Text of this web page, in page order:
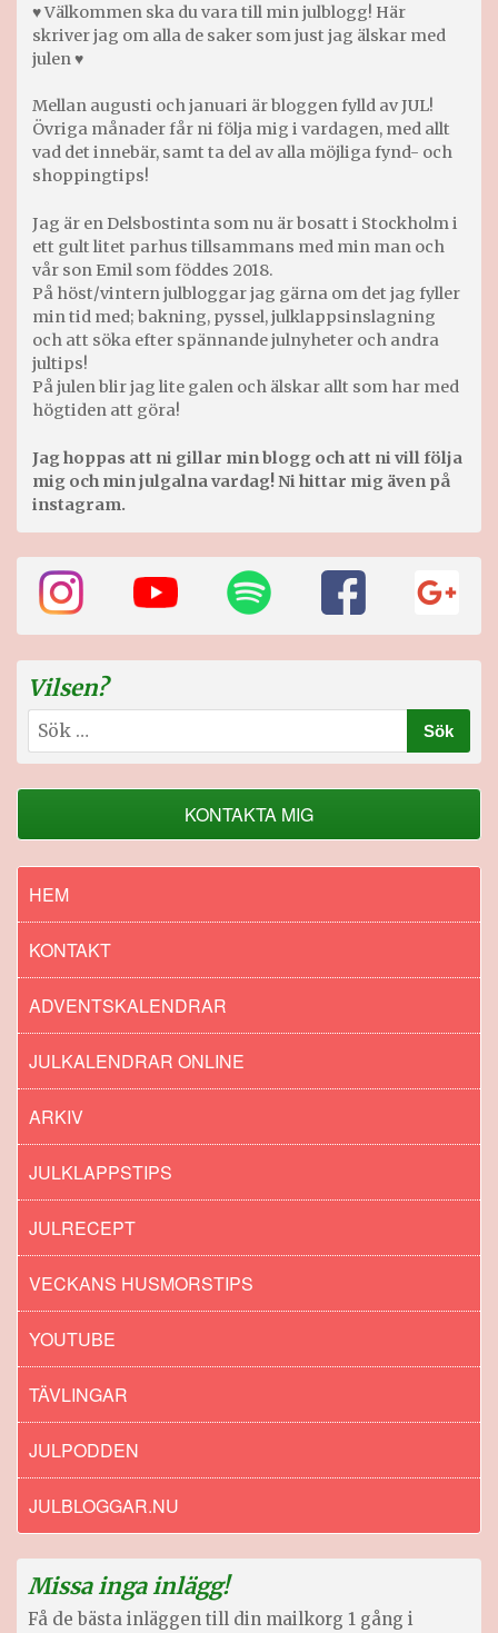
♥ Välkommen ska du vara till min julblogg! Här
skriver jag om alla de saker som just jag älskar med
julen ♥
Mellan augusti och januari är bloggen fylld av JUL!
Övriga månader får ni följa mig i vardagen, med allt
vad det innebär, samt ta del av alla möjliga fynd- och
shoppingtips!
Jag är en Delsbostinta som nu är bosatt i Stockholm i
ett gult litet parhus tillsammans med min man och
vår son Emil som föddes 2018.
På höst/vintern julbloggar jag gärna om det jag fyller
min tid med; bakning, pyssel, julklappsinslagning
och att söka efter spännande julnyheter och andra
jultips!
På julen blir jag lite galen och älskar allt som har med
högtiden att göra!
Jag hoppas att ni gillar min blogg och att ni vill följa
mig och min julgalna vardag! Ni hittar mig även på
instagram.
Vilsen?
Sök
efter:
KONTAKTA MIG
HEM
KONTAKT
ADVENTSKALENDRAR
JULKALENDRAR ONLINE
ARKIV
JULKLAPPSTIPS
JULRECEPT
VECKANS HUSMORSTIPS
YOUTUBE
TÄVLINGAR
JULPODDEN
JULBLOGGAR.NU
Missa inga inlägg!
Få de bästa inläggen till din mailkorg 1 gång i